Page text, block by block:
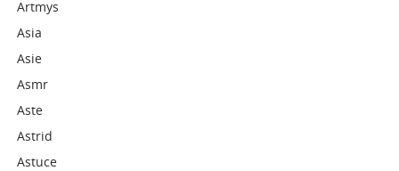
Artmys
Asia
Asie
Asmr
Aste
Astrid
Astuce